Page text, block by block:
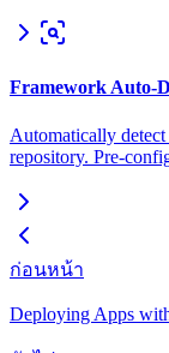
Framework Auto-
Automatically
repository. Pre-
ก่อนหน้า
Deploying Apps